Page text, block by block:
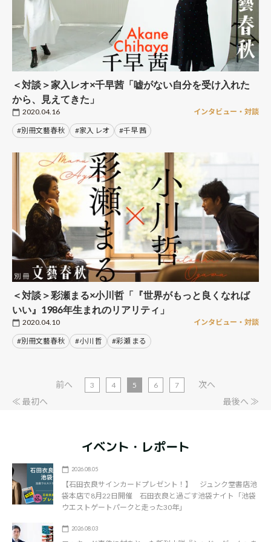
＜対談＞家入レオ×千早茜「嘘がない自分を受け入れた
から、見えてきた」
2020.04.16 インタビュー・対談
#別冊文藝春秋 #家入 レオ #千早 茜
＜対談＞彩瀬まる×小川哲「『世界がもっと良くなれば
いい』1986年生まれのリアリティ」
2020.04.10 インタビュー・対談
#別冊文藝春秋 #小川 哲 #彩瀬 まる
≪ 最初へ
前へ 3 4 5 6 7
次へ
最後へ ≫
イベント・レポート
2026.08.05
【石田衣良サインカードプレゼント！】 ジュンク堂書店池
袋本店で8月22日開催 石田衣良と過ごす池袋ナイト「池袋
ウエストゲートパークと走った30年」
2026.08.03